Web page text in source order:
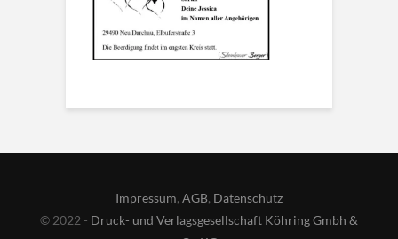
Impressum, AGB, Datenschutz
© 2022 - Druck- und Verlagsgesellschaft Köhring Gmbh &